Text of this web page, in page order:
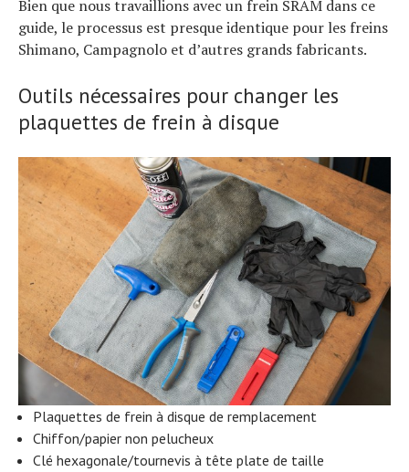
Bien que nous travaillions avec un frein SRAM dans ce
guide, le processus est presque identique pour les freins
Shimano, Campagnolo et d’autres grands fabricants.
Outils nécessaires pour changer les
plaquettes de frein à disque
Plaquettes de frein à disque de remplacement
Chiffon/papier non pelucheux
Clé hexagonale/tournevis à tête plate de taille